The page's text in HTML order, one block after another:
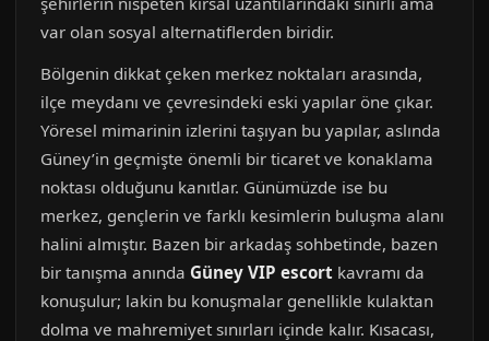
var olan sosyal alternatiflerden biridir.
Bölgenin dikkat çeken merkez noktaları arasında,
ilçe meydanı ve çevresindeki eski yapılar öne çıkar.
Yöresel mimarinin izlerini taşıyan bu yapılar, aslında
Güney’in geçmişte önemli bir ticaret ve konaklama
noktası olduğunu kanıtlar. Günümüzde ise bu
merkez, gençlerin ve farklı kesimlerin buluşma alanı
halini almıştır. Bazen bir arkadaş sohbetinde, bazen
bir tanışma anında Güney VIP escort kavramı da
konuşulur; lakin bu konuşmalar genellikle kulaktan
dolma ve mahremiyet sınırları içinde kalır. Kısacası,